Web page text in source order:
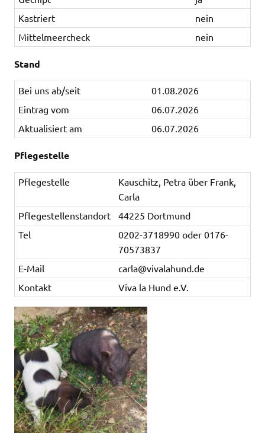
Kastriert
nein
Mittelmeercheck
nein
Stand
Bei uns ab/seit
01.08.2026
Eintrag vom
06.07.2026
Aktualisiert am
06.07.2026
Pflegestelle
Pflegestelle
Kauschitz, Petra über Frank,
Carla
Pflegestellenstandort
44225 Dortmund
Tel
0202-3718990 oder 0176-
70573837
E-Mail
carla@vivalahund.de
Kontakt
Viva la Hund e.V.